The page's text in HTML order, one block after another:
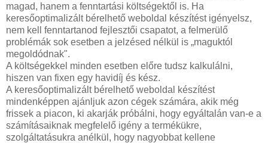
magad, hanem a fenntartási költségektől is. Ha
keresőoptimalizált bérelhető weboldal készítést igényelsz,
nem kell fenntartanod fejlesztői csapatot, a felmerülő
problémák sok esetben a jelzésed nélkül is „maguktól
megoldódnak".
A költségekkel minden esetben előre tudsz kalkulálni,
hiszen van fixen egy havidíj és kész.
A keresőoptimalizált bérelhető weboldal készítést
mindenképpen ajánljuk azon cégek számára, akik még
frissek a piacon, ki akarják próbálni, hogy egyáltalán van-e a
számításaiknak megfelelő igény a termékükre,
szolgáltatásukra anélkül, hogy nagyobbat kellene